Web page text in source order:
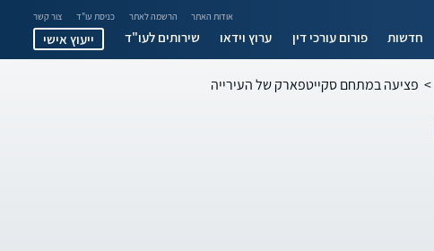
אודות האתר הרשמה לאתר כניסת עו"ד צור קשר
חדשות פורום עורכי דין ערוץ וידאו שירותים לעו"ד ייעוץ אישי
> פציעה במתחם סקייטפארק של העירייה